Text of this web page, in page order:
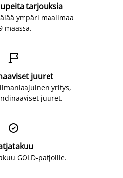
tarjouksia
ympäri maailmaa
maassa.

juuret
yritys,
juuret.

GOLD-patjoille.